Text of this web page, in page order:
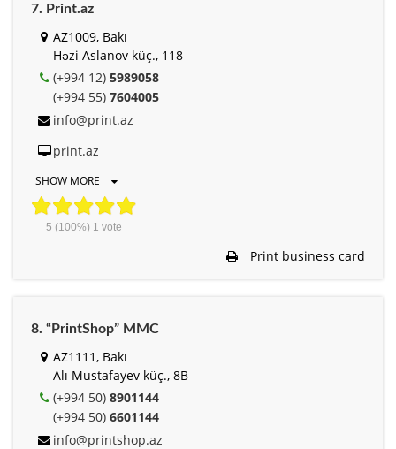
7. Print.az
AZ1009, Bakı
Həzi Aslanov küç., 118
(+994 12) 5989058
(+994 55) 7604005
info@print.az
print.az
SHOW MORE
5 (100%) 1 vote
Print business card
8. “PrintShop” MMC
AZ1111, Bakı
Alı Mustafayev küç., 8B
(+994 50) 8901144
(+994 50) 6601144
info@printshop.az